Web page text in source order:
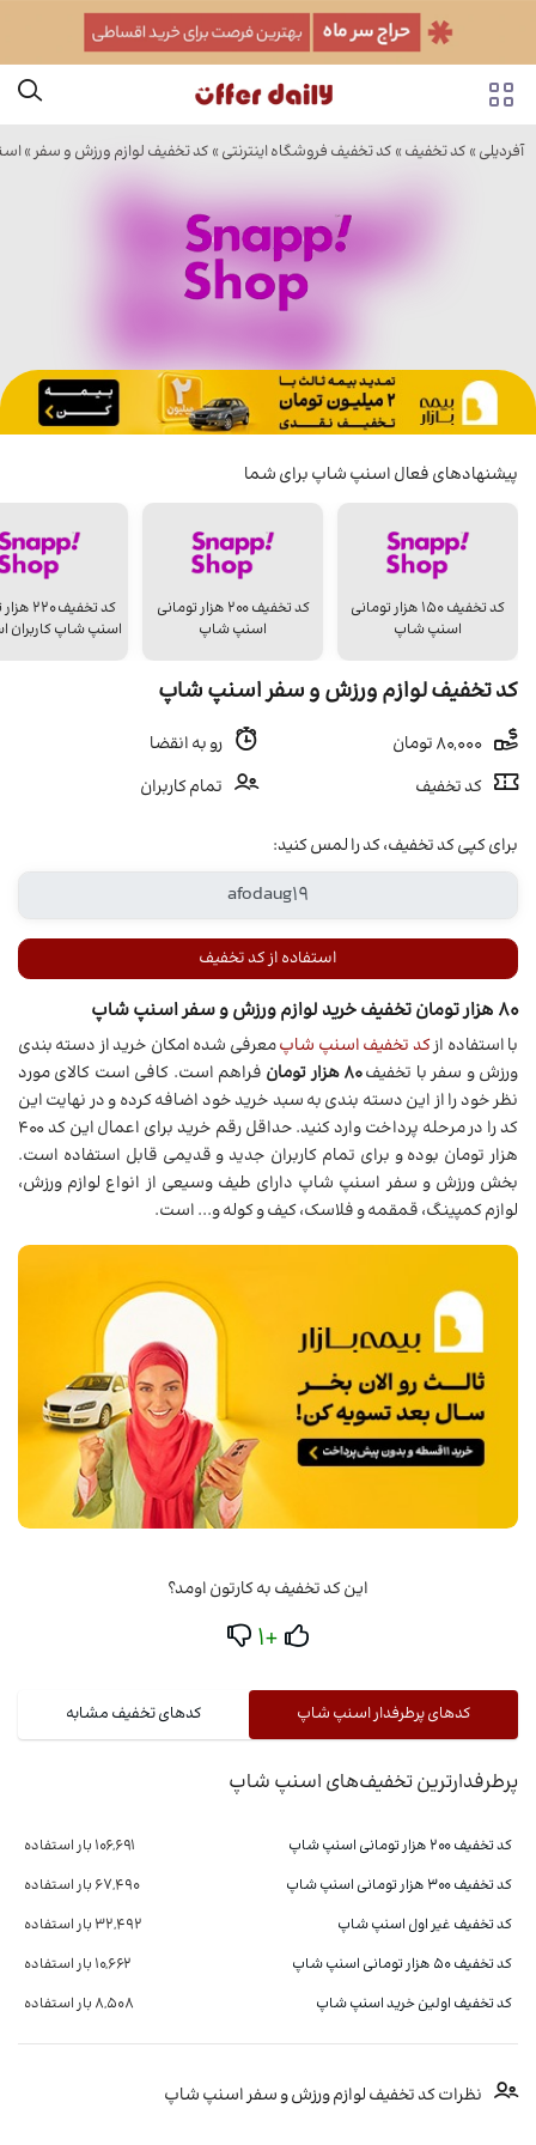
آفردیلی » کد تخفیف » کد تخفیف فروشگاه اینترنتی » کد تخفیف لوازم ورزش و سفر»
پیشنهادهای فعال اسنپ شاپ برای شما
کد تخفیف ۱۵۰ هزار تومانی
اسنپ شاپ
کد تخفیف ۲۰۰ هزار تومانی
اسنپ شاپ
کد تخفیف
اسنپ شاپ کاربران
کد تخفیف لوازم ورزش و سفر اسنپ شاپ
رو به انقضا
کد تخفیف
تمام کاربران
برای کپی کد تخفیف، کد را لمس کنید:
استفاده از کد تخفیف
80 هزار تومان تخفیف خرید لوازم ورزش و سفر اسنپ شاپ
با استفاده ازکد تخفیف اسنپ شاپمعرفی شده امکان خرید از دسته بندی
ورزش و سفر با تخفیف80 هزار تومان
فراهم است. کافی است کالای مورد
نظر خود را از این دسته بندی به سبد خرید خود اضافه کرده و در نهایت این
کد را در مرحله پرداخت وارد کنید. حداقل رقم خرید برای اعمال این کد 400
هزار تومان بوده و برای تمام کاربران جدید و قدیمی قابل استفاده است.
بخش ورزش و سفر اسنپ شاپ دارای طیف وسیعی از انواع لوازم ورزش،
لوازم کمپینگ، قمقمه و فلاسک، کیف و کوله و... است.
این کد تخفیف به کارتون اومد؟
+1
کدهای پرطرفدار اسنپ شاپ کدهای تخفیف مشابه
پرطرفدارترین تخفیف‌های اسنپ شاپ
کد تخفیف ۲۰۰ هزار تومانی اسنپ شاپ
106,691 بار استفاده
کد تخفیف 300 هزار تومانی اسنپ شاپ
67,490 بار استفاده
کد تخفیف غیر اول اسنپ شاپ
32,492 بار استفاده
کد تخفیف ۵۰ هزار تومانی اسنپ شاپ
10,662 بار استفاده
کد تخفیف اولین خرید اسنپ شاپ
8,508 بار استفاده
نظرات کد تخفیف لوازم ورزش و سفر اسنپ شاپ